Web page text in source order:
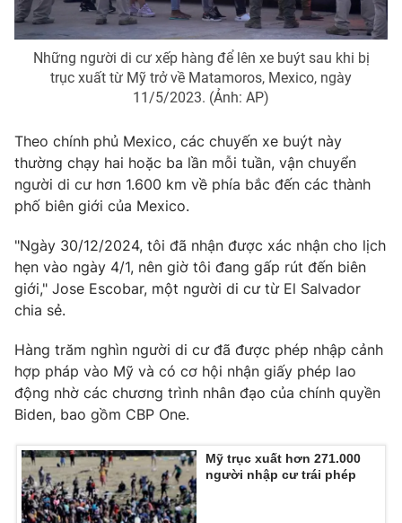
Liên hệ tòa soạn English
Theo dõi báo trên
Cơ quan chủ quản:Đài Truyền hình Việt Nam
Cơ quan báo chí:Thời báo VTV
Giấy phép hoạt động báo in và báo điện tử số 483/GP-BTTTT
cấp ngày 29/12/2023
Phó Tổng Biên tập:Nguyễn Thị Mỹ Hạnh, Phạm Quốc Thắng,
Nguyễn Trọng Ninh
Tổng đài VTV: 024.38 355 931 - 024.38 355 932
Email:toasoan@vtv.vn
Liên hệ quảng cáo: 024-7300.7108
Những người di cư xếp hàng để lên xe buýt sau khi bị
trục xuất từ ​​Mỹ trở về Matamoros, Mexico, ngày
11/5/2023. (Ảnh: AP)
Theo chính phủ Mexico, các chuyến xe buýt này
thường chạy hai hoặc ba lần mỗi tuần, vận chuyển
người di cư hơn 1.600 km về phía bắc đến các thành
phố biên giới của Mexico.
"Ngày 30/12/2024, tôi đã nhận được xác nhận cho lịch
hẹn vào ngày 4/1, nên giờ tôi đang gấp rút đến biên
giới," Jose Escobar, một người di cư từ El Salvador
chia sẻ.
Hàng trăm nghìn người di cư đã được phép nhập cảnh
hợp pháp vào Mỹ và có cơ hội nhận giấy phép lao
động nhờ các chương trình nhân đạo của chính quyền
Biden, bao gồm CBP One.
Mỹ trục xuất hơn 271.000
người nhập cư trái phép